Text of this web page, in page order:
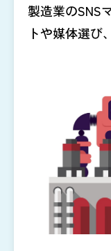
製造業のSNS
トや媒体選び